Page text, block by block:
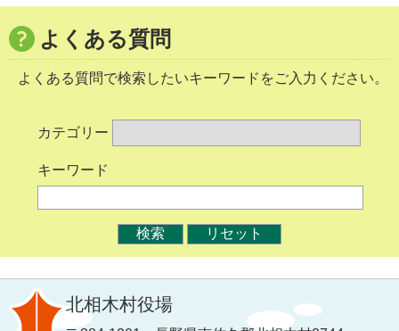
よくある質問
よくある質問で検索したいキーワードをご入力ください。
カテゴリー
キーワード
北相木村役場